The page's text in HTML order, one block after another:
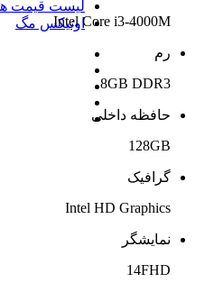
لیست قیمت
اونیکس مگIntel Core i3-4000M
رم
8GB DDR3
حافظه داخلی
128GB
گرافیک
Intel HD Graphics
نمایشگر
14FHD